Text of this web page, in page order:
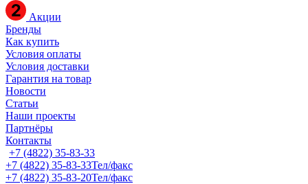
Акции
Бренды
Как купить
Условия оплаты
Условия доставки
Гарантия на товар
Новости
Статьи
Наши проекты
Партнёры
Контакты
+7 (4822) 35-83-33
+7 (4822) 35-83-33Тел/факс
+7 (4822) 35-83-20Тел/факс